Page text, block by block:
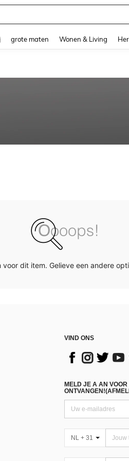
grote maten Wonen & Living
voor dit item. Gelieve een andere
VIND ONS
MELD JE A AN
NL + 31